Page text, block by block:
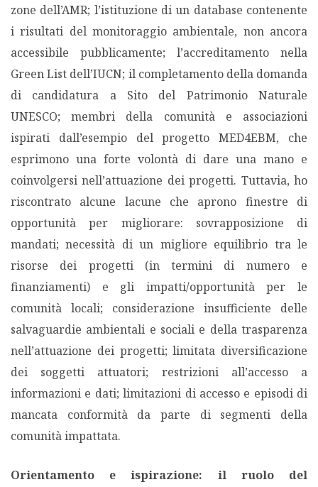
zone dell’AMR; l’istituzione di un database contenente
i risultati del monitoraggio ambientale, non ancora
accessibile pubblicamente; l’accreditamento nella
Green List dell’IUCN; il completamento della domanda
di candidatura a Sito del Patrimonio Naturale
UNESCO; membri della comunità e associazioni
ispirati dall’esempio del progetto MED4EBM, che
esprimono una forte volontà di dare una mano e
coinvolgersi nell’attuazione dei progetti. Tuttavia, ho
riscontrato alcune lacune che aprono finestre di
opportunità per migliorare: sovrapposizione di
mandati; necessità di un migliore equilibrio tra le
risorse dei progetti (in termini di numero e
finanziamenti) e gli impatti/opportunità per le
comunità locali; considerazione insufficiente delle
salvaguardie ambientali e sociali e della trasparenza
nell’attuazione dei progetti; limitata diversificazione
dei soggetti attuatori; restrizioni all’accesso a
informazioni e dati; limitazioni di accesso e episodi di
mancata conformità da parte di segmenti della
comunità impattata.
Orientamento e ispirazione: il ruolo del